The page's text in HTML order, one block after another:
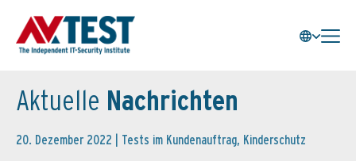
Aktuelle Nachrichten
20. Dezember 2022 | Tests im Kundenauftrag, Kinderschutz